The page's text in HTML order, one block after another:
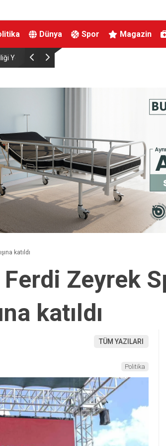
Dünya Spor Magazin
Buharkent’te festival coşkusu Eypio ile sürdü
katıldı
Ferdi Zeyrek
katıldı
TÜM YAZILARI
Politika